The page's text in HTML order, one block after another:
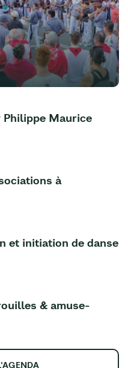
Philippe Maurice
à
et initiation de danse
& amuse-